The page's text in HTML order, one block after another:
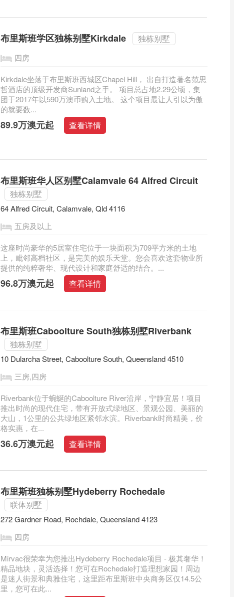
布里斯班学区独栋别墅Kirkdale 独栋别墅
四房
Kirkdale坐落于布里斯班西城区Chapel Hill， 出自打造著名范思
哲酒店的顶级开发商Sunland之手。 项目总占地2.29公顷，集
团于2017年以590万澳币购入土地。 这个项目最让人引以为傲
的就要数...
89.9万澳元起 查看详情
布里斯班华人区别墅Calamvale 64 Alfred Circuit
独栋别墅
64 Alfred Circuit, Calamvale, Qld 4116
五房及以上
这座时尚豪华的5居室住宅位于一块面积为709平方米的土地
上，毗邻高档社区，是完美的娱乐天堂。您会喜欢这套物业所
提供的纯粹奢华、现代设计和家庭舒适的结合。...
96.8万澳元起 查看详情
布里斯班Caboolture South独栋别墅Riverbank
独栋别墅
10 Dularcha Street, Caboolture South, Queensland 4510
三房,四房
Riverbank位于蜿蜒的Caboolture River沿岸，宁静宜居！项目
推出时尚的现代住宅，带有开放式绿地区、景观公园、美丽的
大山，1公里的公共绿地区紧邻水滨。Riverbank时尚精美，价
格实惠，在...
36.6万澳元起 查看详情
布里斯班独栋别墅Hydeberry Rochedale
联体别墅
272 Gardner Road, Rochdale, Queensland 4123
四房
Mirvac很荣幸为您推出Hydeberry Rochedale项目 - 极其奢华！
精品地块，灵活选择！您可在Rochedale打造理想家园！周边
是迷人街景和典雅住宅，这里距布里斯班中央商务区仅14.5公
里，您可在此...